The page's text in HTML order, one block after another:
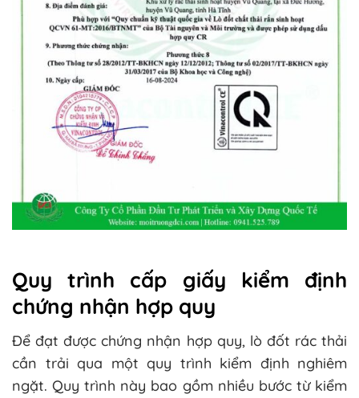
Quy trình cấp giấy kiểm định
chứng nhận hợp quy
Để đạt được chứng nhận hợp quy, lò đốt rác thải
cần trải qua một quy trình kiểm định nghiêm
ngặt. Quy trình này bao gồm nhiều bước từ kiểm